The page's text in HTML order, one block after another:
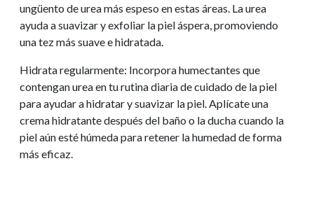
ungüento de urea más espeso en estas áreas. La urea
ayuda a suavizar y exfoliar la piel áspera, promoviendo
una tez más suave e hidratada.
Hidrata regularmente: Incorpora humectantes que
contengan urea en tu rutina diaria de cuidado de la piel
para ayudar a hidratar y suavizar la piel. Aplícate una
crema hidratante después del baño o la ducha cuando la
piel aún esté húmeda para retener la humedad de forma
más eficaz.